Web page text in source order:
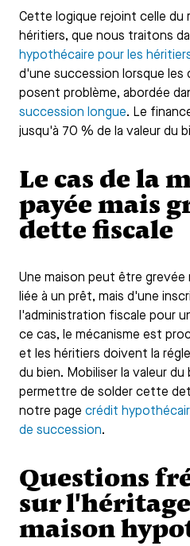
Cette logique rejoint celle du
héritiers, que nous traitons
hypothécaire pour les
d'une succession lorsque les
posent problème, abordée
succession longue. Le
jusqu'à 70 % de la valeur du
Le cas de la
payée mais
dette fiscale
Une maison peut être
liée à un prêt, mais d'une
l'administration fiscale pour
ce cas, le mécanisme est
et les héritiers doivent la
du bien. Mobiliser la valeur
permettre de solder cette
notre page crédit
de succession.
Questions
sur
maison